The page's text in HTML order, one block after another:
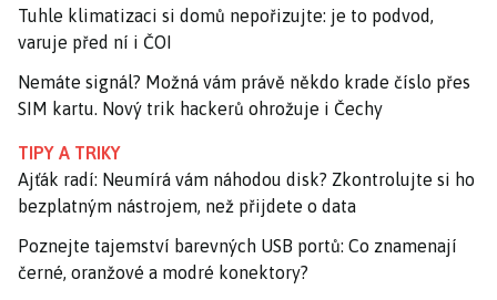
Tuhle klimatizaci si domů nepořizujte: je to podvod,
varuje před ní i ČOI
Nemáte signál? Možná vám právě někdo krade číslo přes
SIM kartu. Nový trik hackerů ohrožuje i Čechy
TIPY A TRIKY
Ajťák radí: Neumírá vám náhodou disk? Zkontrolujte si ho
bezplatným nástrojem, než přijdete o data
Poznejte tajemství barevných USB portů: Co znamenají
černé, oranžové a modré konektory?